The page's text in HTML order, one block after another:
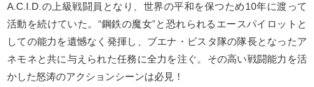
A.C.I.D.の上級戦闘員となり、世界の平和を保つため10年に渡って
活動を続けていた。“鋼鉄の魔女”と恐れられるエースパイロットと
しての能力を遺憾なく発揮し、ブエナ・ビスタ隊の隊長となったア
ネモネと共に与えられた任務に全力を注ぐ。その高い戦闘能力を活
かした怒涛のアクションシーンは必見！